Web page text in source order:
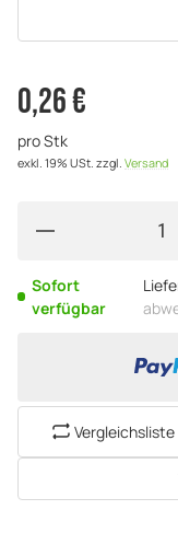
0,26 €
pro Stk
exkl. 19% USt. zzgl. Versand
Sofort
verfügbar
Vergleichsliste